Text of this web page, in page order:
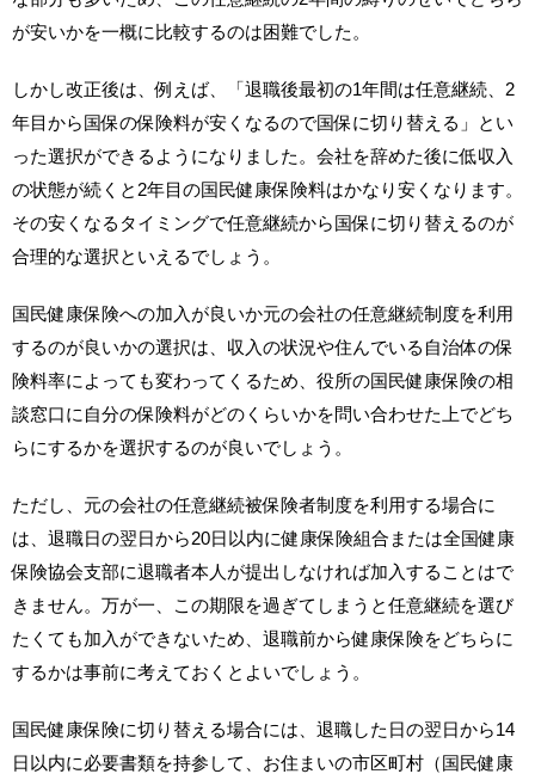
が安いかを一概に比較するのは困難でした。
しかし改正後は、例えば、「退職後最初の1年間は任意継続、2
年目から国保の保険料が安くなるので国保に切り替える」とい
った選択ができるようになりました。会社を辞めた後に低収入
の状態が続くと2年目の国民健康保険料はかなり安くなります。
その安くなるタイミングで任意継続から国保に切り替えるのが
合理的な選択といえるでしょう。
国民健康保険への加入が良いか元の会社の任意継続制度を利用
するのが良いかの選択は、収入の状況や住んでいる自治体の保
険料率によっても変わってくるため、役所の国民健康保険の相
談窓口に自分の保険料がどのくらいかを問い合わせた上でどち
らにするかを選択するのが良いでしょう。
ただし、元の会社の任意継続被保険者制度を利用する場合に
は、退職日の翌日から20日以内に健康保険組合または全国健康
保険協会支部に退職者本人が提出しなければ加入することはで
きません。万が一、この期限を過ぎてしまうと任意継続を選び
たくても加入ができないため、退職前から健康保険をどちらに
するかは事前に考えておくとよいでしょう。
国民健康保険に切り替える場合には、退職した日の翌日から14
日以内に必要書類を持参して、お住まいの市区町村（国民健康